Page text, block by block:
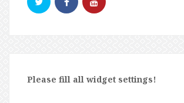
Please fill all widget settings!